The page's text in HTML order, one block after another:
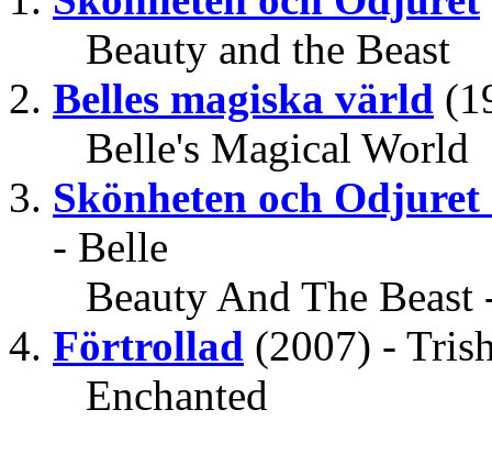
Beauty and the Beast
Belles magiska värld
Belle's Magical World
Skönheten och
- Belle
Beauty And The Beast
Förtrollad (2007) -
Enchanted